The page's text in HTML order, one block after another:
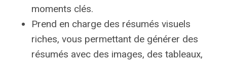
moments clés.
Prend en charge des résumés visuels
riches, vous permettant de générer des
résumés avec des images, des tableaux,